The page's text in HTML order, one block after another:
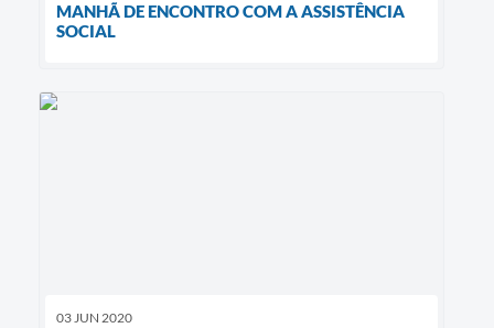
MANHÃ DE ENCONTRO COM A ASSISTÊNCIA
SOCIAL
03 JUN 2020